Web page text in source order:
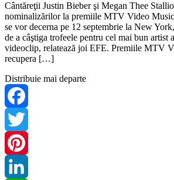
Cântăreţii Justin Bieber şi Megan Thee
nominalizărilor la premiile MTV Video
se vor decerna pe 12 septembrie la New
de a câştiga trofeele pentru cel mai bun artist
videoclip, relatează joi EFE. Premiile MTV
recupera […]
Distribuie mai departe
Facebook
Twitter
Pinterest